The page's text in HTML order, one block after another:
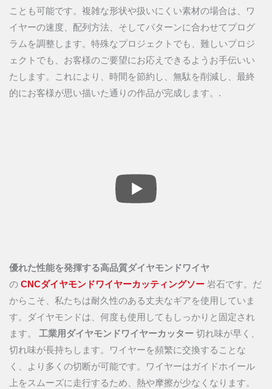
ことも可能です。複雑な形状や扱いにくい素材の場合は、ワ
イヤーの速度、配列方法、そしてパターンに合わせてプログ
ラムを調整します。特殊なプロジェクトでも、難しいプロジ
ェクトでも、お客様のご要望にお応えできるようお手伝いい
たします。これにより、時間を節約し、無駄を削減し、最終
的にお客様が思い描いた通りの作品が完成します。.
優れた性能を発揮する高品質ダイヤモンドワイヤ
の CNCダイヤモンドワイヤーカッティングソー 岩石です。だ
からこそ、私たちは耐久性のある丈夫なギアを使用していま
す。ダイヤモンドは、何度も使用してもしっかりと固定され
ます。
工業用ダイヤモンドワイヤーカッター 切れ味が早く、
切れ味が長持ちします。ワイヤーを頻繁に交換することな
く、より多くの切断が可能です。ワイヤーはガイドホイール
上をスムーズに走行するため、熱や摩擦が少なくなります。